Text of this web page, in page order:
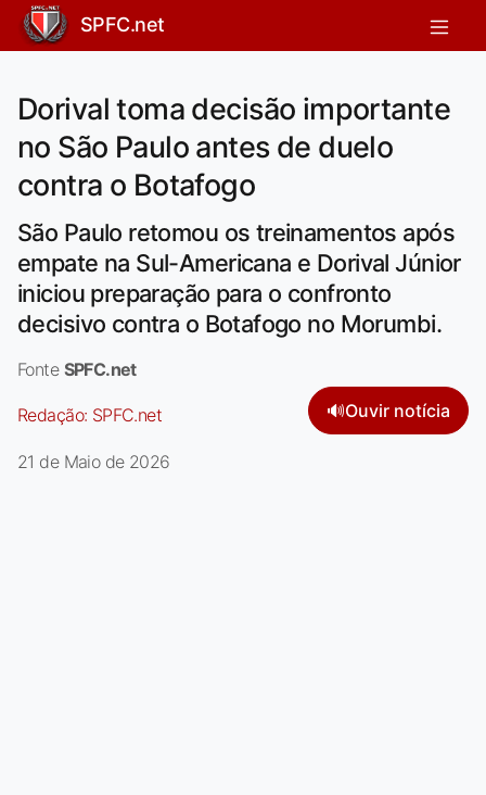
SPFC.net
Dorival toma decisão importante
no São Paulo antes de duelo
contra o Botafogo
São Paulo retomou os treinamentos após
empate na Sul-Americana e Dorival Júnior
iniciou preparação para o confronto
decisivo contra o Botafogo no Morumbi.
Fonte SPFC.net
Redação: SPFC.net 🔊Ouvir notícia
21 de Maio de 2026